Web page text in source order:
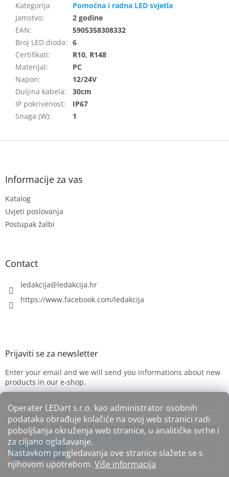
Operater LEDart s.r.o. kao administrator osobnih
podataka obrađuje kolačiće na ovoj web stranici radi
poboljšanja okruženja web stranice, u analitičke svrhe i
za ciljano oglašavanje.
Nastavkom pregledavanja ove stranice slažete se s
njihovom upotrebom. Više informacija
Pomoćna i radna LED svjetla
Jamstvo:
2 godine
EAN:
5905358308332
Broj LED dioda: 6
Certifikati:
R10, R148
Materijal:
PC
Napon:
12/24V
Duljina kabela:
30cm
IP pokrivenost:
IP67
Snaga (W): 1
F
Informacije za vas
Katalog
Uvjeti poslovanja
Postupak žalbi
Contact
ledakcija@ledakcija.hr
https://www.facebook.com/ledakcija
Enter your email and we will send you informations about new
products in our e-shop.
Email
Slažem se s obradom osobnih podataka navedenih u tom
smisluUvjeti zaštite osobnih podataka.
SUBSCRIBE